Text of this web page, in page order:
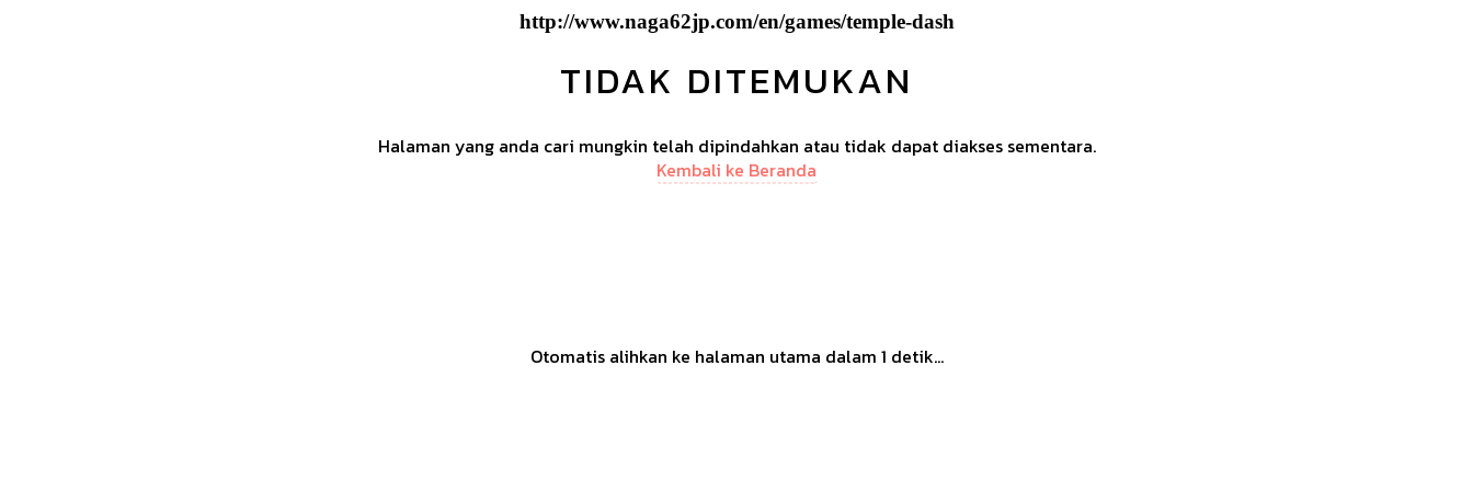
http://www.naga62jp.com/en/games/temple-dash
TIDAK DITEMUKAN
Halaman yang anda cari mungkin telah dipindahkan atau tidak dapat diakses sementara.
Kembali ke Beranda
Otomatis alihkan ke halaman utama dalam 1 detik...